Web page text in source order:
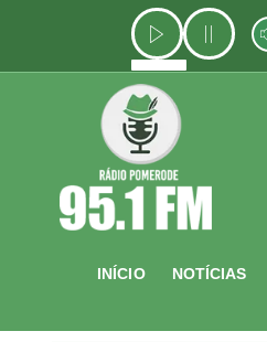
o
INÍCIO NOTÍCIAS